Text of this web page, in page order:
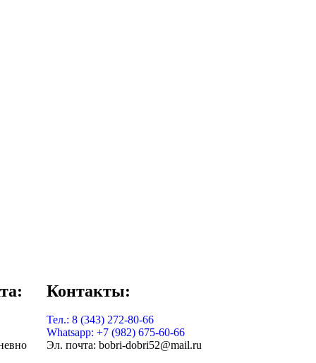
Контакты:
Тел.: 8 (343) 272-80-66
Whatsapp: +7 (982) 675-60-66
Эл. почта: bobri-dobri52@mail.ru